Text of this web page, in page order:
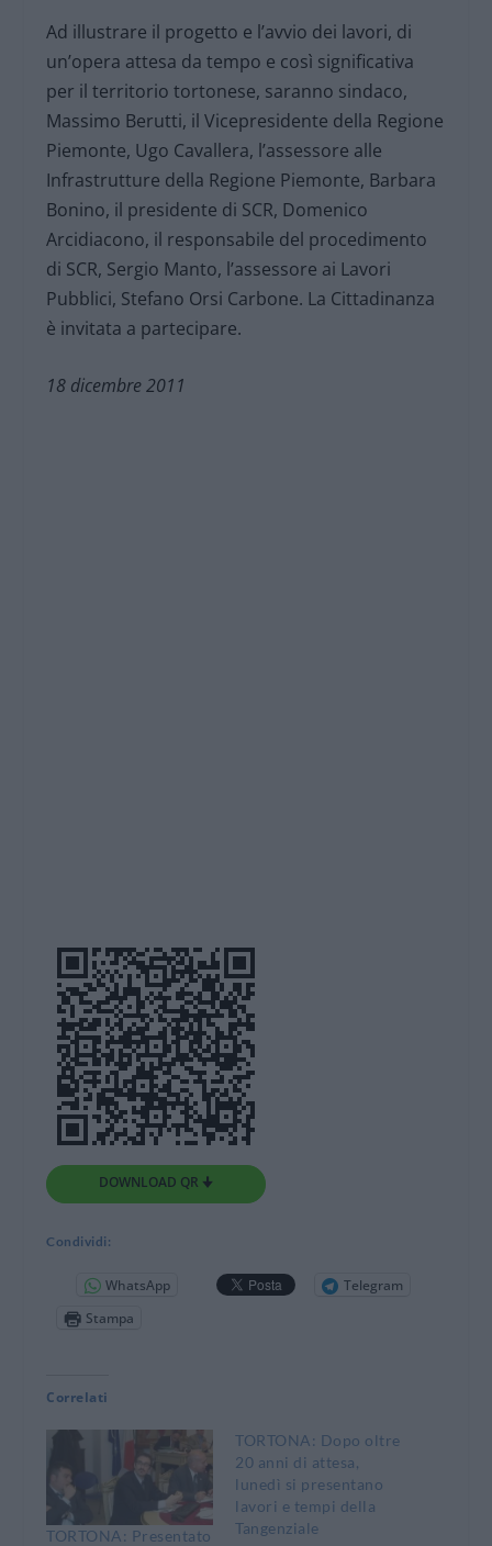
Ad illustrare il progetto e l’avvio dei lavori, di
un’opera attesa da tempo e così significativa
per il territorio tortonese, saranno sindaco,
Massimo Berutti, il Vicepresidente della Regione
Piemonte, Ugo Cavallera, l’assessore alle
Infrastrutture della Regione Piemonte, Barbara
Bonino, il presidente di SCR, Domenico
Arcidiacono, il responsabile del procedimento
di SCR, Sergio Manto, l’assessore ai Lavori
Pubblici, Stefano Orsi Carbone. La Cittadinanza
è invitata a partecipare.
18 dicembre 2011
DOWNLOAD QR 🠋
Condividi:
WhatsApp
Telegram
Stampa
Correlati
TORTONA: Presentato
TORTONA: Dopo oltre
20 anni di attesa,
lunedì si presentano
lavori e tempi della
Tangenziale